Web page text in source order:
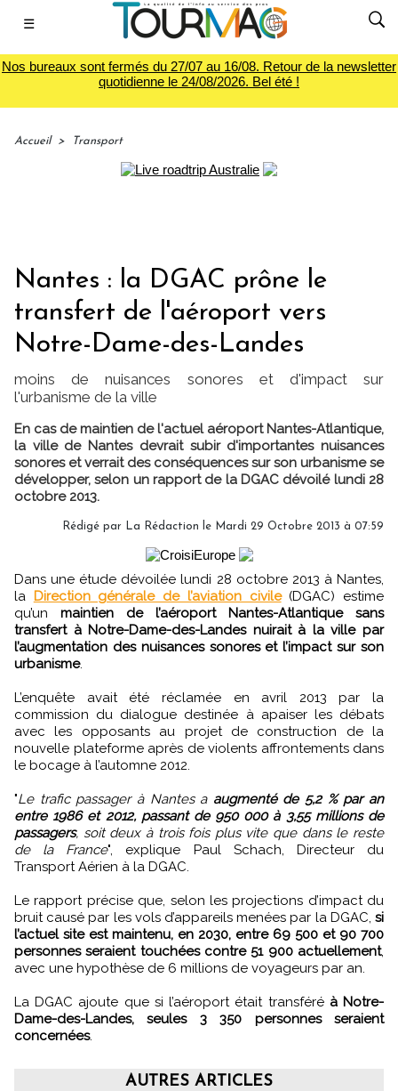
☰
Nos bureaux sont fermés du 27/07 au 16/08. Retour de la newsletter
quotidienne le 24/08/2026. Bel été !
Accueil > Transport
Nantes : la DGAC prône le
transfert de l'aéroport vers
Notre-Dame-des-Landes
moins de nuisances sonores et d'impact sur
l'urbanisme de la ville
En cas de maintien de l'actuel aéroport Nantes-Atlantique,
la ville de Nantes devrait subir d'importantes nuisances
sonores et verrait des conséquences sur son urbanisme se
développer, selon un rapport de la DGAC dévoilé lundi 28
octobre 2013.
Rédigé par La Rédaction le Mardi 29 Octobre 2013 à 07:59
Dans une étude dévoilée lundi 28 octobre 2013 à Nantes,
la Direction générale de l’aviation civile(DGAC) estime
qu’un maintien de l’aéroport Nantes-Atlantique sans
transfert à Notre-Dame-des-Landes nuirait à la ville par
l’augmentation des nuisances sonores et l’impact sur son
urbanisme.
L’enquête avait été réclamée en avril 2013 par la
commission du dialogue destinée à apaiser les débats
avec les opposants au projet de construction de la
nouvelle plateforme après de violents affrontements dans
le bocage à l’automne 2012.
"Le trafic passager à Nantes a augmenté de 5,2 % par an
entre 1986 et 2012, passant de 950 000 à 3,55 millions de
passagers, soit deux à trois fois plus vite que dans le reste
de la France", explique Paul Schach, Directeur du
Transport Aérien à la DGAC.
Le rapport précise que, selon les projections d’impact du
bruit causé par les vols d’appareils menées par la DGAC, si
l’actuel site est maintenu, en 2030, entre 69 500 et 90 700
personnes seraient touchées contre 51 900 actuellement,
avec une hypothèse de 6 millions de voyageurs par an.
La DGAC ajoute que si l’aéroport était transféré à Notre-
Dame-des-Landes, seules 3 350 personnes seraient
concernées.
AUTRES ARTICLES